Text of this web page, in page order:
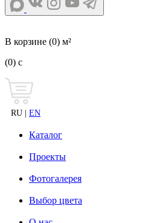
В корзине (0) м²
(0) c
RU | EN
Каталог
Проекты
Фотогалерея
Выбор цвета